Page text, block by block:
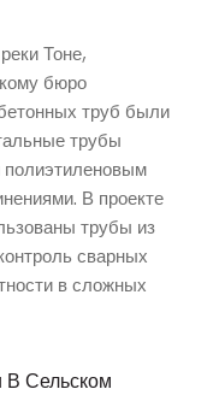
Тоне,
бюро
труб были
трубы
В проекте
трубы из
сварных
в сложных
Сельском